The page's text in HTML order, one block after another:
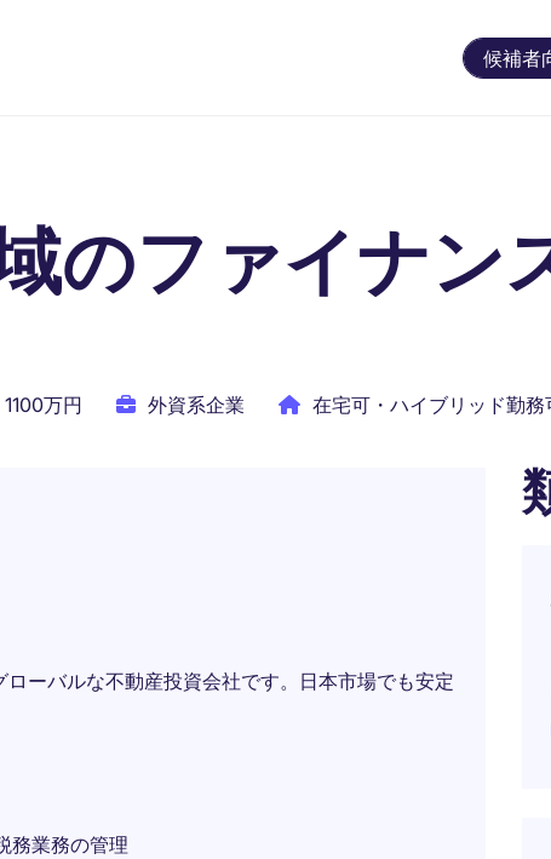
候補者
のファイナン
万円 外資系企業 在宅可・ハイブリッド勤務
ーバルな不動産投資会社です。日本市場でも安定
務業務の管理